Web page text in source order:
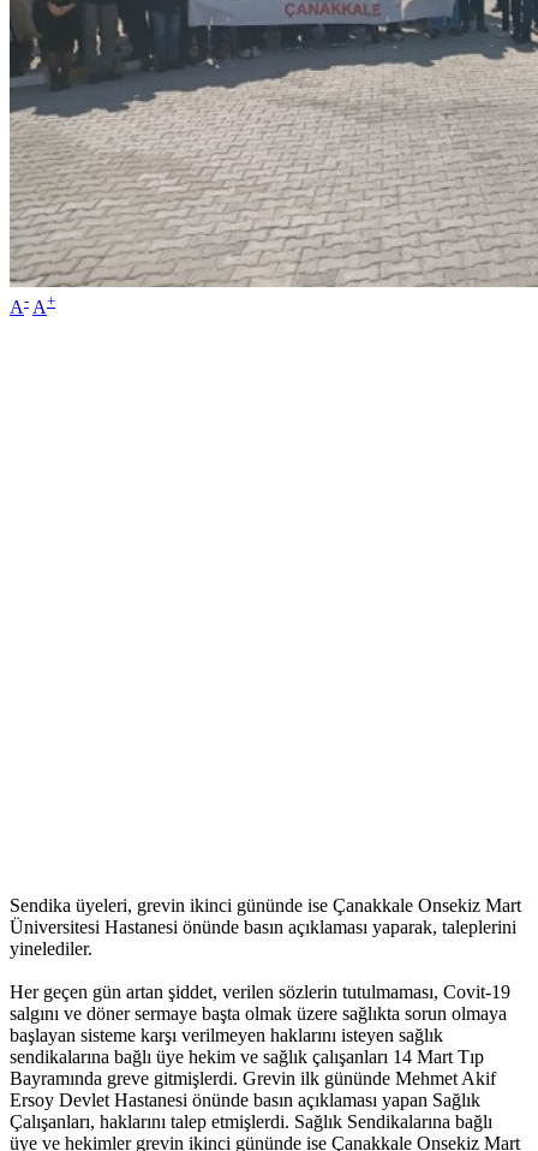
A- A+
Sendika üyeleri, grevin ikinci gününde ise Çanakkale Onsekiz Mart
Üniversitesi Hastanesi önünde basın açıklaması yaparak, taleplerini
yinelediler.
Her geçen gün artan şiddet, verilen sözlerin tutulmaması, Covit-19
salgını ve döner sermaye başta olmak üzere sağlıkta sorun olmaya
başlayan sisteme karşı verilmeyen haklarını isteyen sağlık
sendikalarına bağlı üye hekim ve sağlık çalışanları 14 Mart Tıp
Bayramında greve gitmişlerdi. Grevin ilk gününde Mehmet Akif
Ersoy Devlet Hastanesi önünde basın açıklaması yapan Sağlık
Çalışanları, haklarını talep etmişlerdi. Sağlık Sendikalarına bağlı
üye ve hekimler grevin ikinci gününde ise Çanakkale Onsekiz Mart